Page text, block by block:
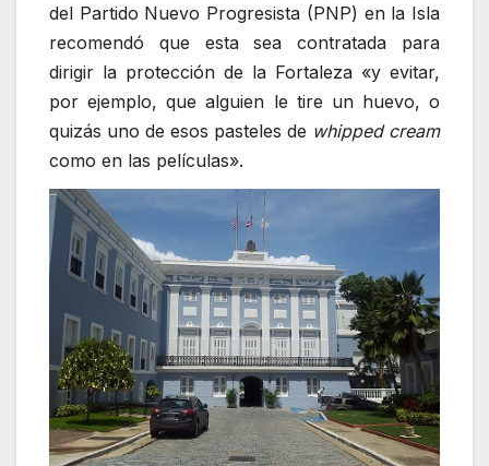
del Partido Nuevo Progresista (PNP) en la Isla
recomendó que esta sea contratada para
dirigir la protección de la Fortaleza «y evitar,
por ejemplo, que alguien le tire un huevo, o
quizás uno de esos pasteles de whipped cream
como en las películas».